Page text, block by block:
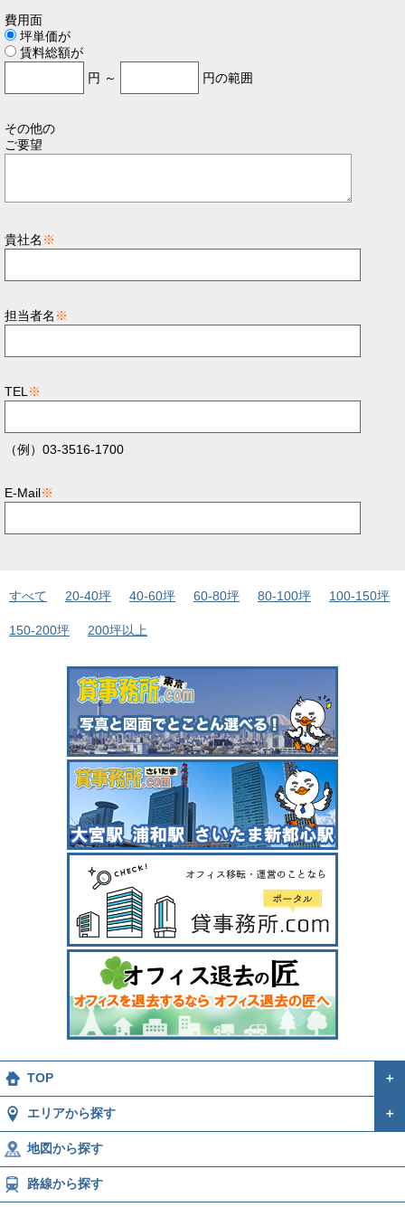
費用面
坪単価が
賃料総額が
円 ～
円の範囲
その他の
ご要望
貴社名 ※
担当者名 ※
TEL ※
（例）03-3516-1700
E-Mail※
すべて 20-40坪 40-60坪 60-80坪 80-100坪 100-150坪
150-200坪 200坪以上
TOP ＋
エリアから探す ＋
地図から探す
路線から探す